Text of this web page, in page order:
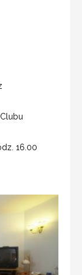
16.00